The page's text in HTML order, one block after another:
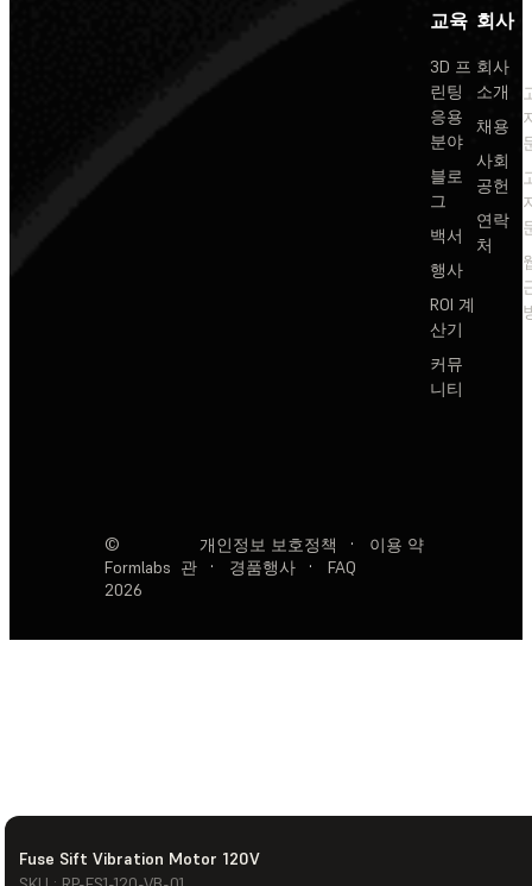
Fuse Sift Vibration Motor 120V
교육
3D 프
린팅
응용
분야
블로
그
백서
행사
ROI 계
산기
커뮤
니티
회사
회사
소개
채용
사회
공헌
연락
처
©
Formlabs
2026
개인정보 보호정책 ·
이용 약
관
· 경품행사 · FAQ